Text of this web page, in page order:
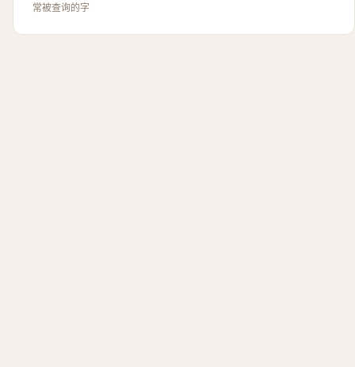
常被查询的字